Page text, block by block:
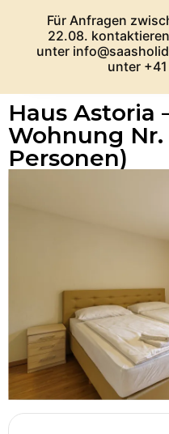
Für Anfragen
22.08.
unter
unter
Haus Astoria
Wohnung Nr.
Personen)